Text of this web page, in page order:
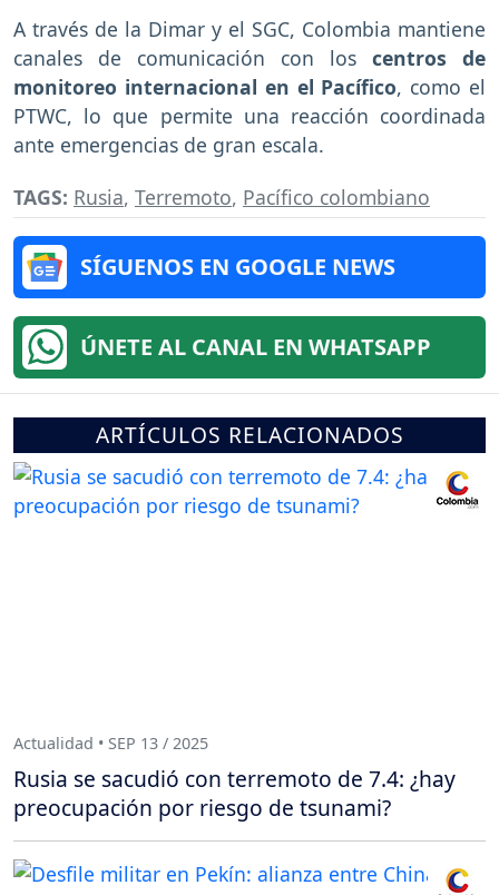
A través de la Dimar y el SGC, Colombia mantiene
canales de comunicación con los centros de
monitoreo internacional en el Pacífico, como el
PTWC, lo que permite una reacción coordinada
ante emergencias de gran escala.
TAGS: Rusia, Terremoto, Pacífico colombiano
SÍGUENOS EN GOOGLE NEWS
ÚNETE AL CANAL EN WHATSAPP
ARTÍCULOS RELACIONADOS
Actualidad • SEP 13 / 2025
Rusia se sacudió con terremoto de 7.4: ¿hay
preocupación por riesgo de tsunami?